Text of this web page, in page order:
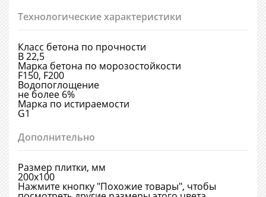
Технологические характеристики
Класс бетона по прочности
В 22,5
Марка бетона по морозостойкости
F150, F200
Водопоглощение
не более 6%
Марка по истираемости
G1
Дополнительно
Размер плитки, мм
200х100
Нажмите кнопку "Похожие товары", чтобы